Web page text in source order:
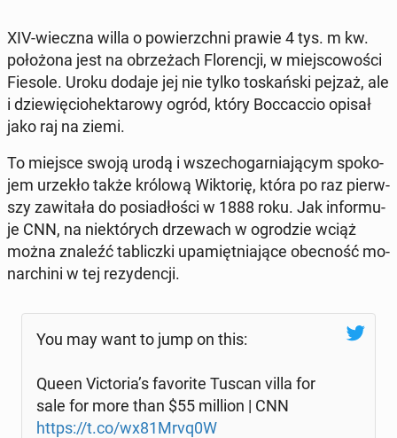
XIV-wieczna willa o po­wierzch­ni prawie 4 tys. m kw.
po­ło­żo­na jest na obrze­żach Flo­ren­cji, w miej­sco­wo­ści
Fiesole. Uroku dodaje jej nie tylko to­skań­ski pejzaż, ale
i dzie­wię­cio­hek­ta­ro­wy ogród, który Boc­cac­cio opisał
jako raj na ziemi.
To miejsce swoją urodą i wszech­ogar­nia­ją­cym spo­ko­
jem urzekło także królową Wik­to­rię, która po raz pierw­
szy za­wi­ta­ła do po­sia­dło­ści w 1888 roku. Jak in­for­mu­
je CNN, na nie­któ­rych drze­wach w ogro­dzie wciąż
można znaleźć ta­blicz­ki upa­mięt­nia­ją­ce obec­ność mo­
nar­chi­ni w tej re­zy­den­cji.
You may want to jump on this:
Queen Vic­to­ria’s fa­vo­ri­te Tuscan villa for
sale for more than $55 million | CNN
https://t.co/wx81Mrvq0W